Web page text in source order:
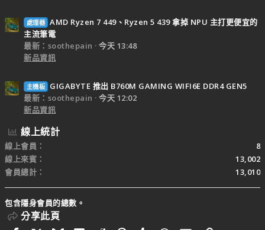
處理器 AMD Ryzen 7 449、Ryzen 5 439 拿掉 NPU 主打更便宜的
主流筆電
最新：soothepain
今天 13:48
新品資訊
主機板
GIGABYTE 推出 B760M GAMING WIFI6E DDR4 GEN5
最新：soothepain
今天 12:02
新品資訊
線上統計
線上會員
8
線上來賓
13,002
會員總計
13,010
包含隱身會員的總數。
分享此頁